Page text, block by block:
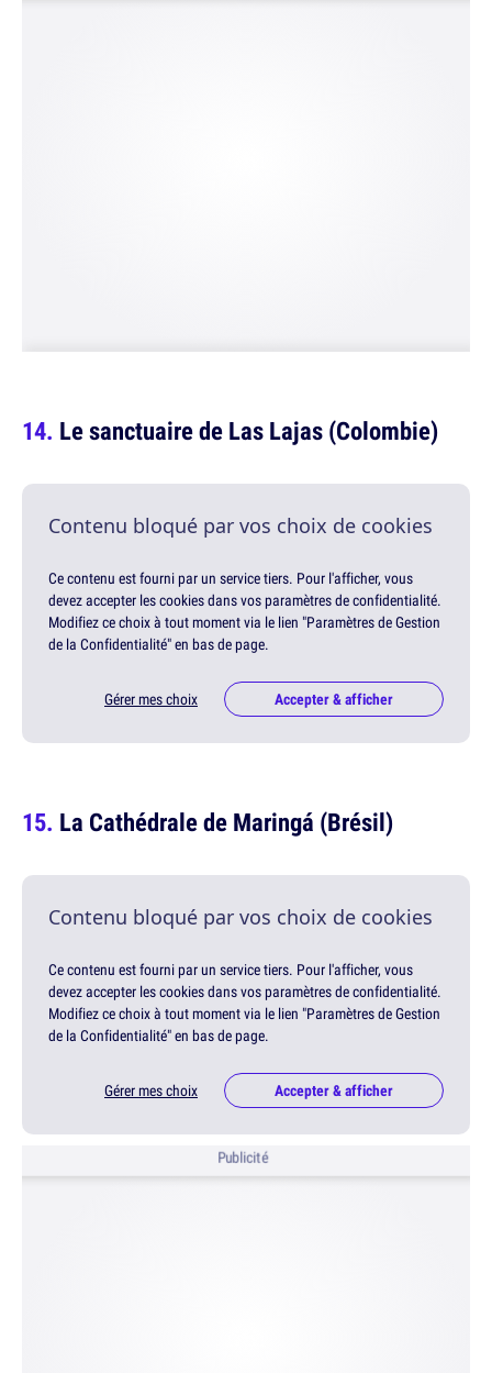
Le sanctuaire de Las Lajas (Colombie)
Contenu bloqué par vos choix de cookies
Ce contenu est fourni par un service tiers. Pour l'afficher, vous
devez accepter les cookies dans vos paramètres de confidentialité.
Modifiez ce choix à tout moment via le lien "Paramètres de Gestion
de la Confidentialité" en bas de page.
Gérer mes choix Accepter & afficher
La Cathédrale de Maringá (Brésil)
Contenu bloqué par vos choix de cookies
Ce contenu est fourni par un service tiers. Pour l'afficher, vous
devez accepter les cookies dans vos paramètres de confidentialité.
Modifiez ce choix à tout moment via le lien "Paramètres de Gestion
de la Confidentialité" en bas de page.
Gérer mes choix Accepter & afficher
Publicité